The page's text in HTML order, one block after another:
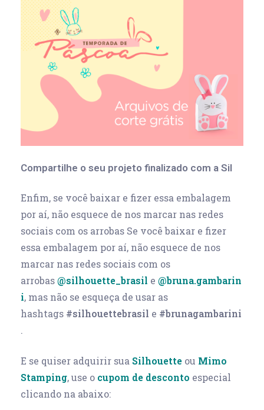
Compartilhe o seu projeto finalizado com a Sil
Enfim, se você baixar e fizer essa embalagem
por aí, não esquece de nos marcar nas redes
sociais com os arrobas Se você baixar e fizer
essa embalagem por aí, não esquece de nos
marcar nas redes sociais com os
arrobas@silhouette_brasil e @bruna.gambarin
i, mas não se esqueça de usar as
hashtags #silhouettebrasil e #brunagambarini
.
E se quiser adquirir sua Silhouette ou Mimo
Stamping, use o cupom de desconto especial
clicando na abaixo: